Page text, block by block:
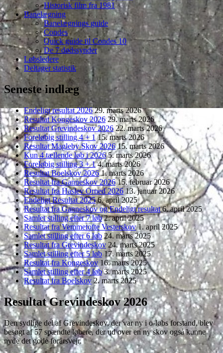
Historisk film fra 1981
Banelægning
Banelægnings guide
Condes
Quick guide til Condes 10
De 7 dødssynder
Løbsledere
Deltager statistik
Seneste indlæg
Endeligt resultat 2026 29. marts 2026
Resultat Kongeskov 2026 29. marts 2026
Resultat Grevindeskov 2026 22. marts 2026
Foreløbig stilling 4 + 1 15. marts 2026
Resultat Magleby Skov 2026 15. marts 2026
Kun 4 tællende løb i 2026 5. marts 2026
Foreløbig stilling 3 + 1 4. marts 2026
Resultat Boelskov 2026 1. marts 2026
Resultat fra Ganneskov 2026 15. februar 2026
Resultat fra Haslev Orned 2026 13. januar 2026
Endeligt Resultat 2025 6. april 2025
Resultat fra Ganneskov og Endeligt resultat 6. april 2025
Samlet stilling efter 7 løb 2. april 2025
Resultat fra Vemmetofte Vesterskov 1. april 2025
Samlet stilling efter 6 løb 24. marts 2025
Resultat fra Grevindeskov 24. marts 2025
Samlet stilling efter 5 løb 17. marts 2025
Resultat fra Kongeskov 16. marts 2025
Samlet stilling efter 4 løb 3. marts 2025
Resultat fra Boelskov 2. marts 2025
Resultat Grevindeskov 2026
Den sydlige del af Grevindeskov, der var ny i o-løbs forstand, blev
besøgt af 57 spændte løbere, der ud over en ny skov også kunne
nyde det gode forårsvejr.